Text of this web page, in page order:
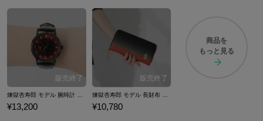
煉獄杏寿郎 モデル 腕時計 鬼滅の刃
¥13,200
煉獄杏寿郎 モデル 長財布 鬼滅の刃
¥10,780
商品を
もっと見る